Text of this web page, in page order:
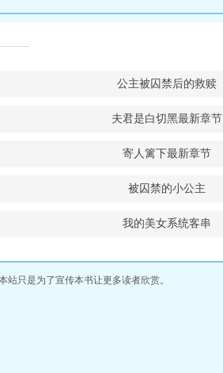
公主被囚禁后的救赎
夫君是白切黑最新章节
寄人篱下最新章节
被囚禁的小公主
我的美女系统客串
只是为了宣传本书让更多读者欣赏。